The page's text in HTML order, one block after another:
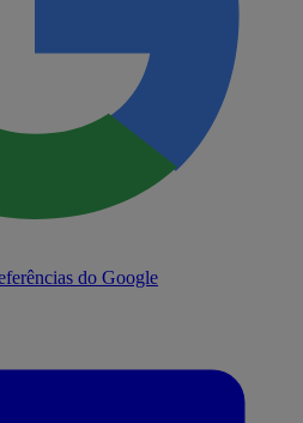
do Google